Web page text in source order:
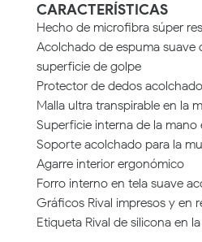
CARACTERÍSTICAS
Hecho de microfibra súper
Acolchado de espuma suave
superficie de golpe
Protector de dedos acolchado
Malla ultra transpirable en la
Superficie interna de la mano
Soporte acolchado para la
Agarre interior ergonómico
Forro interno en tela suave
Gráficos Rival impresos y en
Etiqueta Rival de silicona en